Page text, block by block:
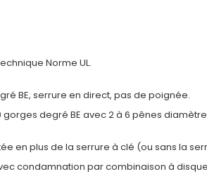
Norme UL.
BE, serrure en direct, pas de poignée.
degré BE avec 2 à 6 pênes
en plus de la serrure à clé (ou sans la
condamnation par combinaison à